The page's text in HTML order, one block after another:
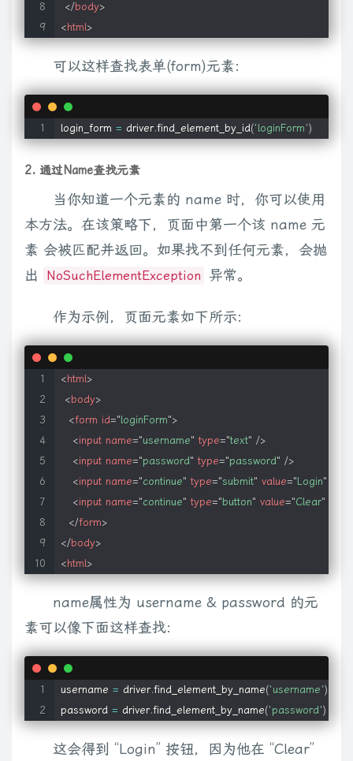
</body>
<html>
可以这样查找表单(form)元素:
login_form = driver.find_element_by_id('loginForm')
2. 通过Name查找元素
当你知道一个元素的 name 时，你可以使用
本方法。在该策略下，页面中第一个该 name 元
素 会被匹配并返回。如果找不到任何元素，会抛
出
NoSuchElementException 异常。
作为示例，页面元素如下所示:
<html>
<body>
<form id=" loginForm">
<input name="username" type="text" />
<input name="password" type="password" />
<input name="continue" type="submit" value=" Login"
<input name="continue" type="button" value="Clear"
</form>
</body>
<html>
name属性为 username & password 的元
素可以像下面这样查找:
username = driver.find_element_by_name('username')
password = driver.find_element_by_name('password')
这会得到 “Login” 按钮，因为他在 “Clear”